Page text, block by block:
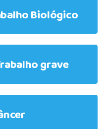
Biológico
grave